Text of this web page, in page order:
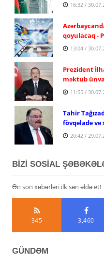
16:32 /
qoyulacaq -
13:04 /
Prezident
məktub
11:55 /
Tahir
fövqəladə
20:42 /
BİZİ SOSİAL
Ən son xəbərləri ilk sən əldə et!
345 3,460
GÜNDƏM